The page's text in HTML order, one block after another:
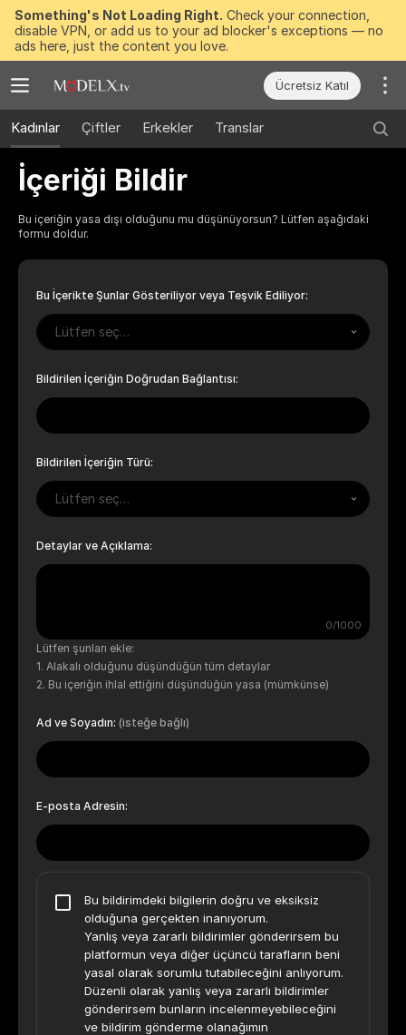
Something's Not Loading Right. Check your connection,
disable VPN, or add us to your ad blocker's exceptions — no
ads here, just the content you love.
Ücretsiz Katıl
Kadınlar Çiftler Erkekler Translar
İçeriği Bildir
Bu içeriğin yasa dışı olduğunu mu düşünüyorsun? Lütfen aşağıdaki
formu doldur.
Bu İçerikte Şunlar Gösteriliyor veya Teşvik Ediliyor:
Lütfen seç…
Bildirilen İçeriğin Doğrudan Bağlantısı:
Bildirilen İçeriğin Türü:
Lütfen seç…
Detaylar ve Açıklama:
0/1000
Lütfen şunları ekle:
Alakalı olduğunu düşündüğün tüm detaylar
Bu içeriğin ihlal ettiğini düşündüğün yasa (mümkünse)
Ad ve Soyadın: (isteğe bağlı)
E-posta Adresin:
Bu bildirimdeki bilgilerin doğru ve eksiksiz
olduğuna gerçekten inanıyorum.
Yanlış veya zararlı bildirimler gönderirsem bu
platformun veya diğer üçüncü tarafların beni
yasal olarak sorumlu tutabileceğini anlıyorum.
Düzenli olarak yanlış veya zararlı bildirimler
gönderirsem bunların incelenmeyebileceğini
ve bildirim gönderme olanağımın